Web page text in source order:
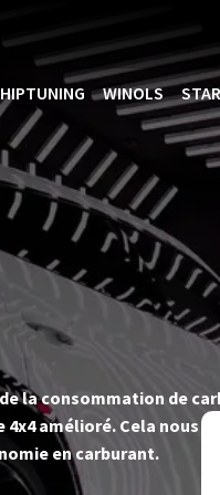
WINOLS
la consommation de
amélioré. Cela nous
en carburant.